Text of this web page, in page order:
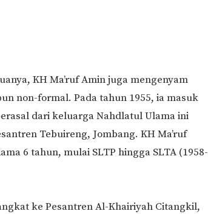
KH Ma’ruf Amin juga mengenyam
non-formal. Pada tahun 1955, ia masuk
dari keluarga Nahdlatul Ulama ini
Tebuireng, Jombang. KH Ma’ruf
6 tahun, mulai SLTP hingga SLTA (1958-
ke Pesantren Al-Khairiyah Citangkil,